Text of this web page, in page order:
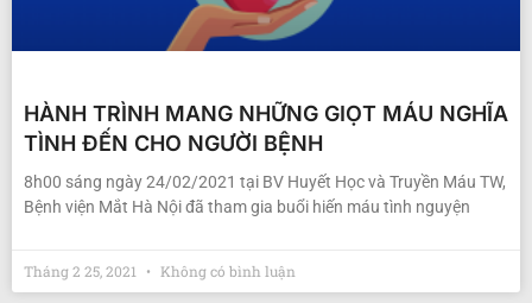
HÀNH TRÌNH MANG NHỮNG GIỌT MÁU NGHĨA
TÌNH ĐẾN CHO NGƯỜI BỆNH
8h00 sáng ngày 24/02/2021 tại BV Huyết Học và Truyền Máu TW,
Bệnh viện Mắt Hà Nội đã tham gia buổi hiến máu tình nguyện
Tháng 2 25, 2021 Không có bình luận